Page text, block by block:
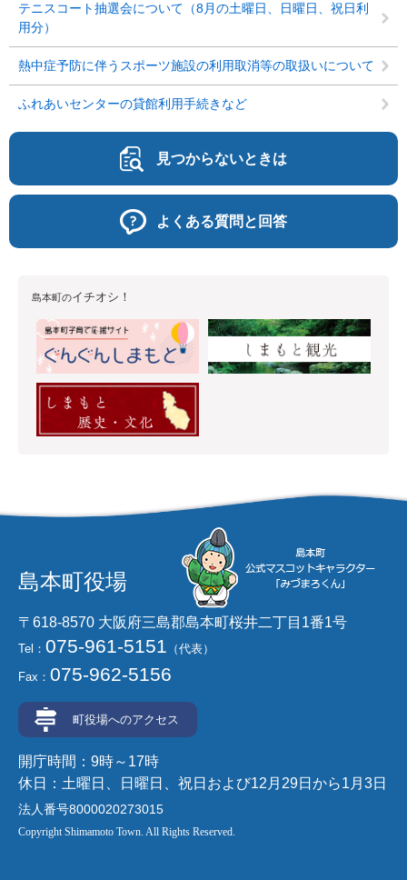
テニスコート抽選会について（8月の土曜日、日曜日、祝日利
用分）
熱中症予防に伴うスポーツ施設の利用取消等の取扱いについて
ふれあいセンターの貸館利用手続きなど
見つからないときは
よくある質問と回答
島本町のイチオシ！
島本町役場
〒618-8570 大阪府三島郡島本町桜井二丁目1番1号
Tel： 075-961-5151 （代表）
Fax： 075-962-5156
町役場へのアクセス
開庁時間：9時～17時
休日：土曜日、日曜日、祝日および12月29日から1月3日
法人番号8000020273015
Copyright Shimamoto Town. All Rights Reserved.